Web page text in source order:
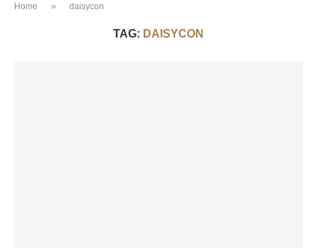
Home » daisycon
TAG: DAISYCON